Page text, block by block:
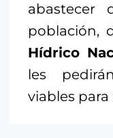
abastecer
población,
Hídrico
les
viables